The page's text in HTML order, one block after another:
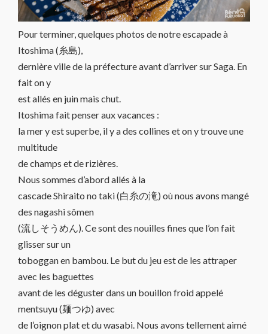
Pour terminer, quelques photos de notre escapade à
Itoshima (糸島),
dernière ville de la préfecture avant d’arriver sur Saga. En
fait on y
est allés en juin mais chut.
Itoshima fait penser aux vacances :
la mer y est superbe, il y a des collines et on y trouve une
multitude
de champs et de rizières.
Nous sommes d’abord allés à la
cascade Shiraito no taki (白糸の滝) où nous avons mangé
des nagashi sômen
(流しそうめん). Ce sont des nouilles fines que l’on fait
glisser sur un
toboggan en bambou. Le but du jeu est de les attraper
avec les baguettes
avant de les déguster dans un bouillon froid appelé
mentsuyu (麺つゆ) avec
de l’oignon plat et du wasabi. Nous avons tellement aimé